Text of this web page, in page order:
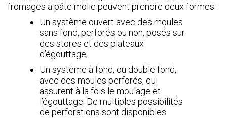
fromages à pâte molle peuvent prendre deux formes :
Un système ouvert avec des moules
sans fond, perforés ou non, posés sur
des stores et des plateaux
d’égouttage,
Un système à fond, ou double fond,
avec des moules perforés, qui
assurent à la fois le moulage et
l’égouttage. De multiples possibilités
de perforations sont disponibles